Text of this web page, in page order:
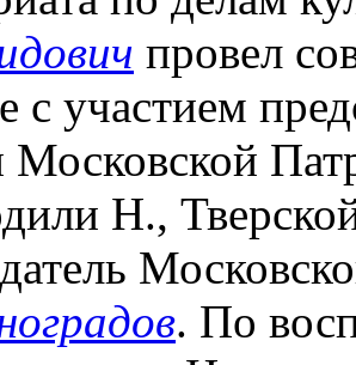
провел
с участием
Московской
Н.,
. По